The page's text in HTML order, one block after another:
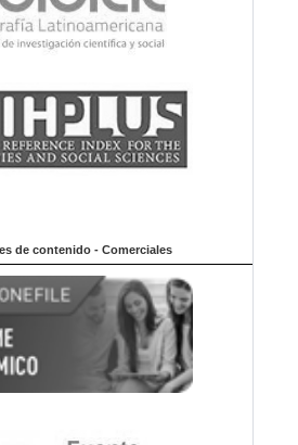
de contenido - Comerciales